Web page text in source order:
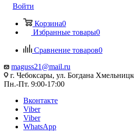
Войти
Корзина0
Избранные товары0
Сравнение товаров0
maguss21@mail.ru
г. Чебоксары, ул. Богдана
Пн.-Пт. 9:00-17:00
Вконтакте
Viber
Viber
WhatsApp